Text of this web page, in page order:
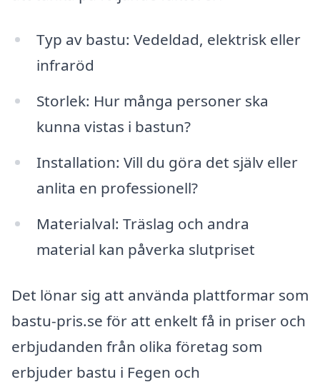
Typ av bastu: Vedeldad, elektrisk eller
infraröd
Storlek: Hur många personer ska
kunna vistas i bastun?
Installation: Vill du göra det själv eller
anlita en professionell?
Materialval: Träslag och andra
material kan påverka slutpriset
Det lönar sig att använda plattformar som
bastu-pris.se för att enkelt få in priser och
erbjudanden från olika företag som
erbjuder bastu i Fegen och